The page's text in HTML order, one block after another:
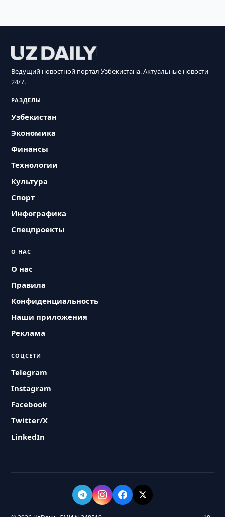
Ведущий новостной портал Узбекистана. Актуальные новости
24/7.
РАЗДЕЛЫ
Узбекистан
Экономика
Финансы
Технологии
Культура
Спорт
Инфографика
Спецпроекты
О НАС
О нас
Правила
Конфиденциальность
Наши приложения
Реклама
СОЦСЕТИ
Telegram
Instagram
Facebook
Twitter/X
LinkedIn